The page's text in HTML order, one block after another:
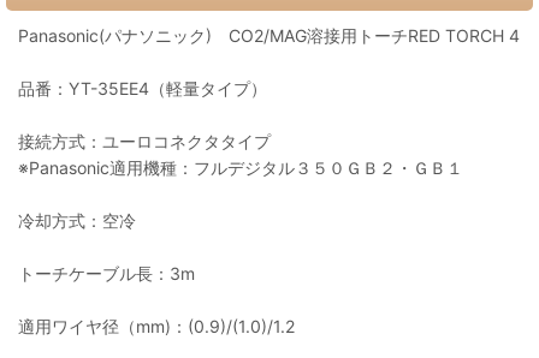
Panasonic(パナソニック) CO2/MAG溶接用トーチRED TORCH 4
品番：YT-35EE4（軽量タイプ）
接続方式：ユーロコネクタタイプ
※Panasonic適用機種：フルデジタル３５０ＧＢ２・ＧＢ１
冷却方式：空冷
トーチケーブル長：3m
適用ワイヤ径（mm)：(0.9)/(1.0)/1.2